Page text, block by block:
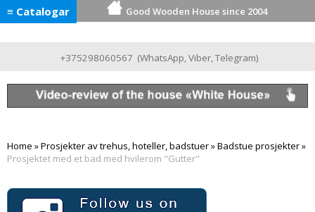
≡ Catalogar Good Wooden House since 2004
+375298060567 (WhatsApp,Viber,Telegram)
Home »Prosjekter av trehus, hoteller, badstuer»Badstue prosjekter»
Prosjektet med et bad med hvilerom "Gutter"